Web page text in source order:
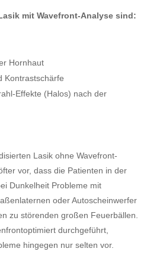
mit Wavefront-Analyse sind:
Hornhaut
Kontrastschärfe
Effekte (Halos) nach der
Lasik ohne Wavefront-
vor, dass die Patienten in der
Dunkelheit Probleme mit
oder Autoscheinwerfer
zu störenden großen Feuerbällen.
durchgeführt,
hingegen nur selten vor.